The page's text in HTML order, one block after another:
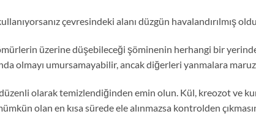
çevresindeki alanı düzgün havalandırılmış
üzerine düşebileceği şöminenin herhangi bir
olmayı umursamayabilir, ancak diğerleri yanmalara
olarak temizlendiğinden emin olun. Kül, kreozot ve
olan en kısa sürede ele alınmazsa kontrolden